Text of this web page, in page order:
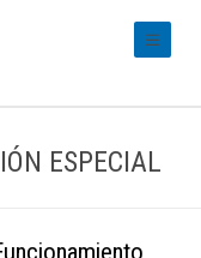
ESPECIAL